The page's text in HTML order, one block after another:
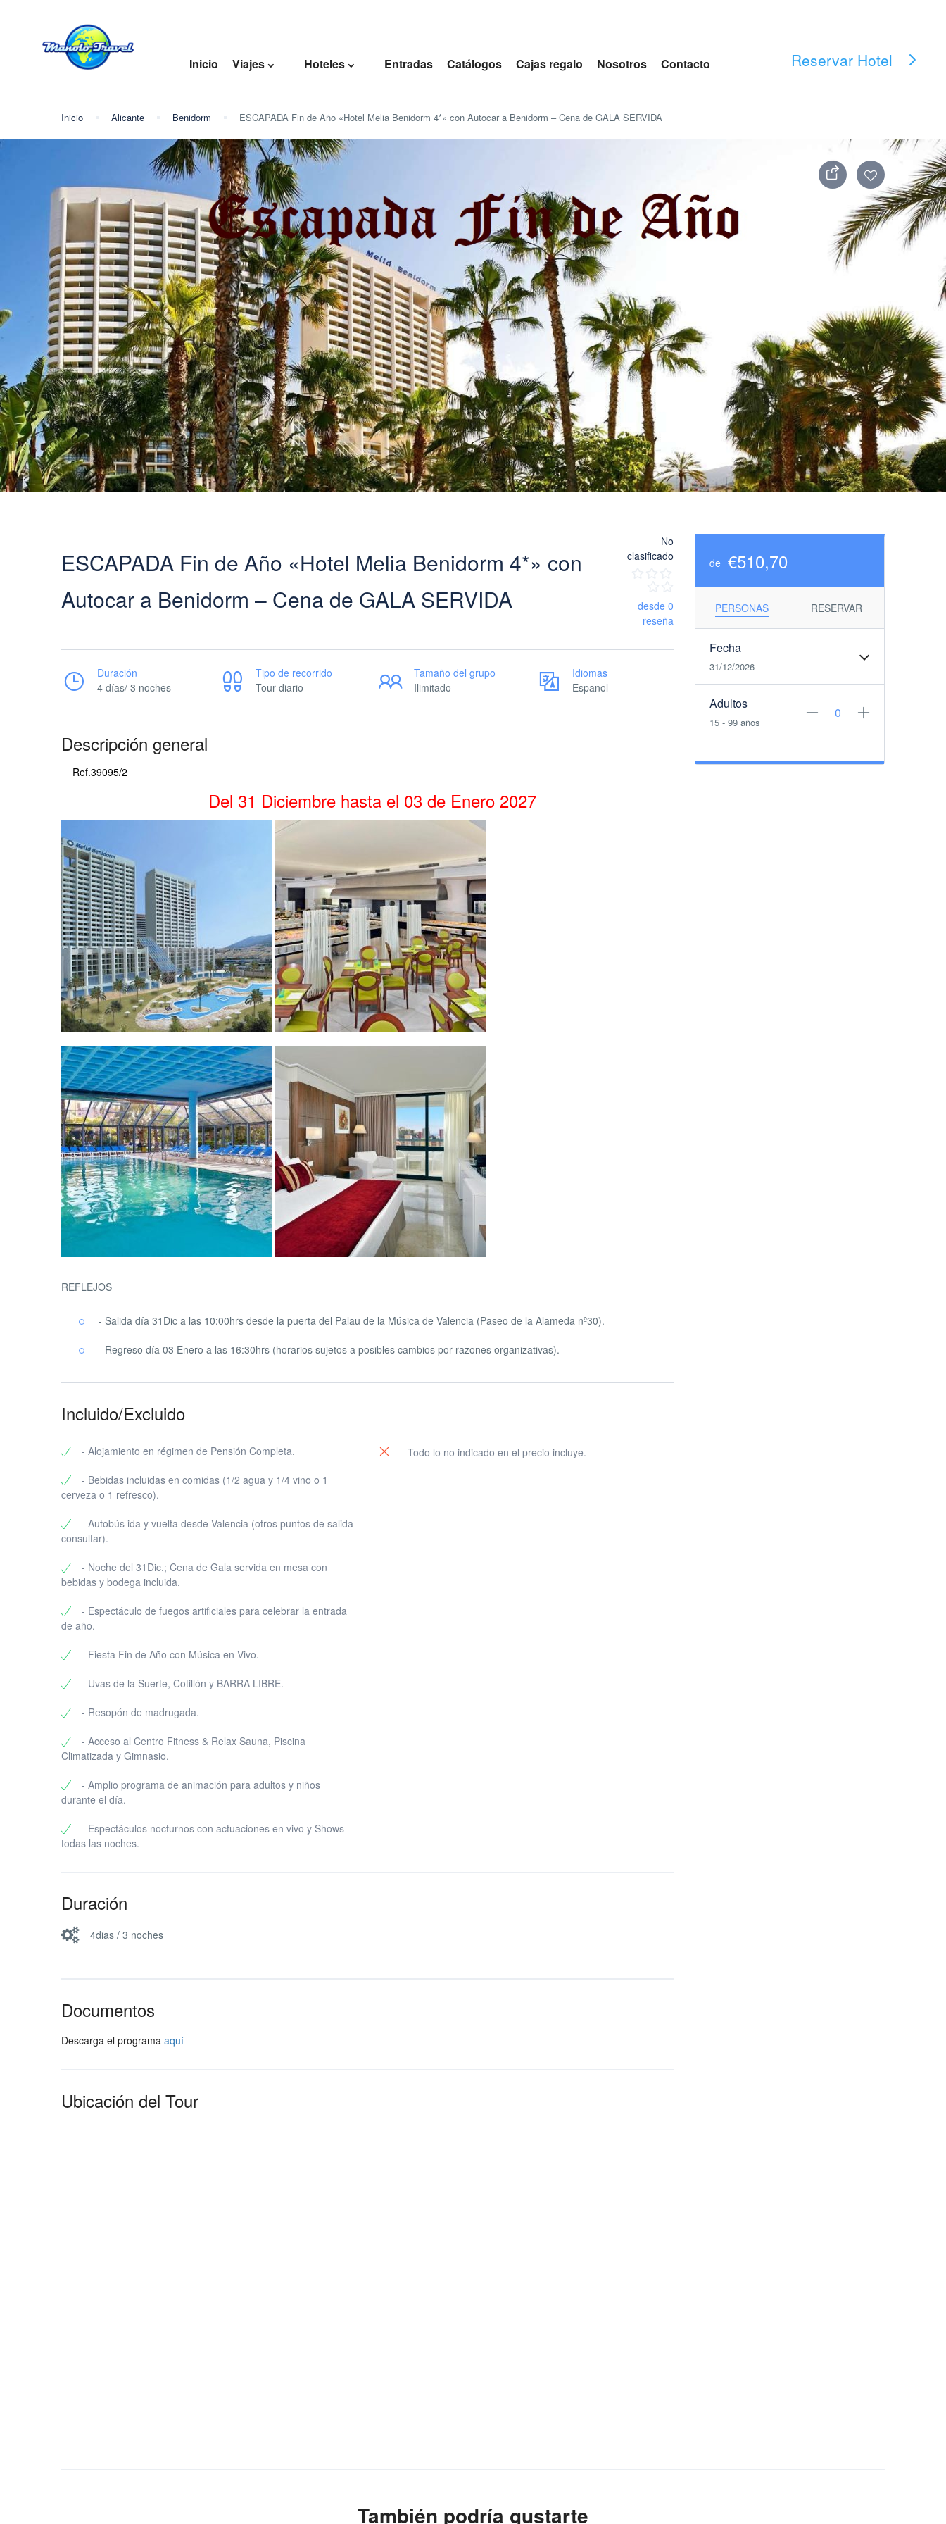
Inicio Viajes Hoteles Entradas Catálogos Cajas regalo Nosotros Contacto Reservar Hotel
Inicio Alicante Benidorm ESCAPADA Fin de Año «Hotel Melia Benidorm 4*» con Autocar a Benidorm – Cena de GALA SERVIDA
ESCAPADA Fin de Año «Hotel Melia Benidorm 4*» con
Autocar a Benidorm – Cena de GALA SERVIDA
No
clasificado
desde 0
reseña
Duración
4 días/ 3 noches
Tipo de recorrido
Tour diario
Tamaño del grupo
Ilimitado
Idiomas
Espanol
Descripción general
Ref.39095/2
Del 31 Diciembre hasta el 03 de Enero 2027
REFLEJOS
- Salida día 31Dic a las 10:00hrs desde la puerta del Palau de la Música de Valencia (Paseo de la Alameda nº30).
- Regreso día 03 Enero a las 16:30hrs (horarios sujetos a posibles cambios por razones organizativas).
Incluido/Excluido
- Alojamiento en régimen de Pensión Completa.
- Bebidas incluidas en comidas (1/2 agua y 1/4 vino o 1
cerveza o 1 refresco).
- Autobús ida y vuelta desde Valencia (otros puntos de salida
consultar).
- Noche del 31Dic.; Cena de Gala servida en mesa con
bebidas y bodega incluida.
- Espectáculo de fuegos artificiales para celebrar la entrada
de año.
- Fiesta Fin de Año con Música en Vivo.
- Uvas de la Suerte, Cotillón y BARRA LIBRE.
- Resopón de madrugada.
- Acceso al Centro Fitness & Relax Sauna, Piscina
Climatizada y Gimnasio.
- Amplio programa de animación para adultos y niños
durante el día.
- Espectáculos nocturnos con actuaciones en vivo y Shows
todas las noches.
- Todo lo no indicado en el precio incluye.
Duración
4dias / 3 noches
Documentos
Descarga el programa aquí
Ubicación del Tour
de €510,70
PERSONAS RESERVAR
Fecha
31/12/2026
Adultos
15 - 99 años
También podría gustarte